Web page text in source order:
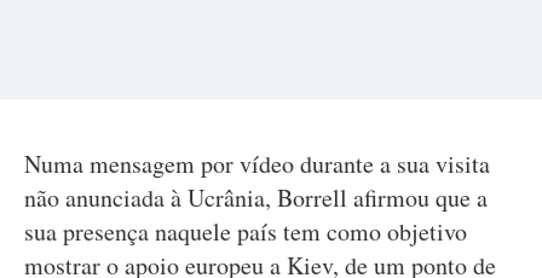
Numa mensagem por vídeo durante a sua visita
não anunciada à Ucrânia, Borrell afirmou que a
sua presença naquele país tem como objetivo
mostrar o apoio europeu a Kiev, de um ponto de